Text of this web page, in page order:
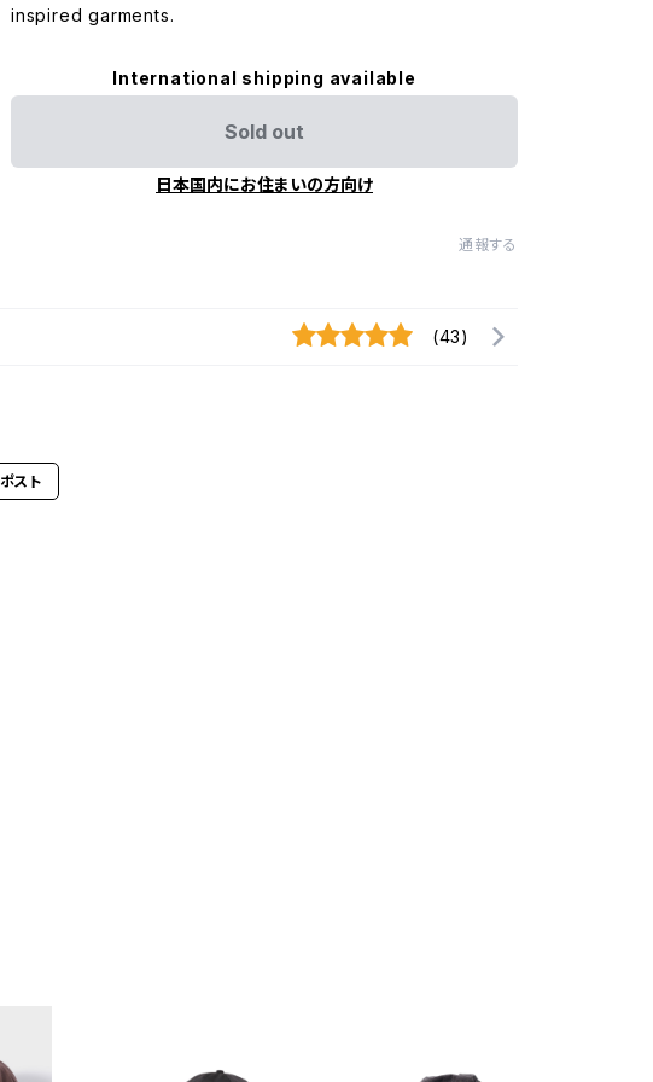
inspired garments.
International shipping available
Sold out
日本国内にお住まいの方向け
通報する
(43)
ポスト